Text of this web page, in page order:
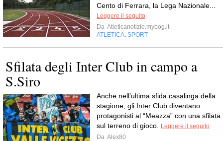
Cento di Ferrara, la Lega Nazionale...
Leggere il seguito
Da Atleticanotizie.mybog.it
ATLETICA SPORT
Sfilata degli Inter Club in campo a
S.Siro
Anche nell’ultima sfida casalinga della
stagione, gli Inter Club diventano
protagonisti al “Meazza” con una sfilata
sul terreno di gioco.
Leggere il seguito
Da Alex80